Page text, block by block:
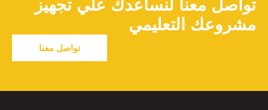
تواصل معنا لنساعدك علي تجهيز
مشروعك التعليمي
تواصل معنا